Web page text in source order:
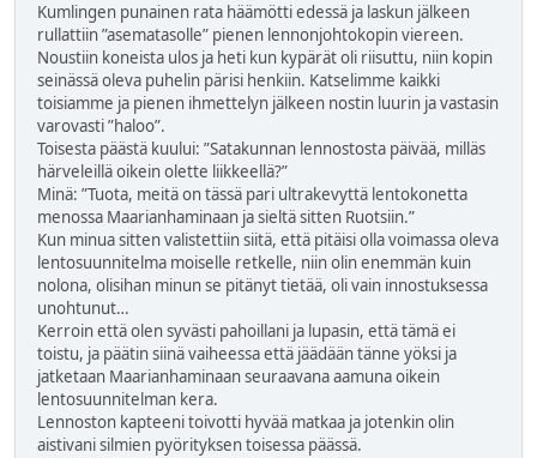
Kumlingen punainen rata häämötti edessä ja laskun jälkeen
rullattiin ”asematasolle” pienen lennonjohtokopin viereen.
Noustiin koneista ulos ja heti kun kypärät oli riisuttu, niin kopin
seinässä oleva puhelin pärisi henkiin. Katselimme kaikki
toisiamme ja pienen ihmettelyn jälkeen nostin luurin ja vastasin
varovasti ”haloo”.
Toisesta päästä kuului: ”Satakunnan lennostosta päivää, milläs
härveleillä oikein olette liikkeellä?”
Minä: ”Tuota, meitä on tässä pari ultrakevyttä lentokonetta
menossa Maarianhaminaan ja sieltä sitten Ruotsiin.”
Kun minua sitten valistettiin siitä, että pitäisi olla voimassa oleva
lentosuunnitelma moiselle retkelle, niin olin enemmän kuin
nolona, olisihan minun se pitänyt tietää, oli vain innostuksessa
unohtunut…
Kerroin että olen syvästi pahoillani ja lupasin, että tämä ei
toistu, ja päätin siinä vaiheessa että jäädään tänne yöksi ja
jatketaan Maarianhaminaan seuraavana aamuna oikein
lentosuunnitelman kera.
Lennoston kapteeni toivotti hyvää matkaa ja jotenkin olin
aistivani silmien pyörityksen toisessa päässä.